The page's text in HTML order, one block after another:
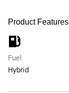
Product Features
Fuel
Hybrid